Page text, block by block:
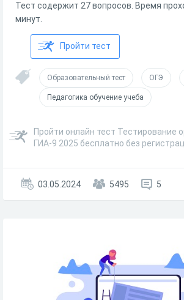
Тест содержит 27 вопросов. Время
минут.
Пройти тест
Образовательный тест ОГЭ
Педагогика обучение учеба
Пройти онлайн тест Тестирование
ГИА-9 2025 бесплатно без
03.05.2024 5495 5